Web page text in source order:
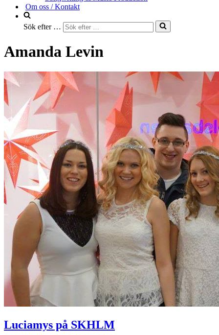
Om oss / Kontakt
Sök efter …
Amanda Levin
Luciamys på SKHLM